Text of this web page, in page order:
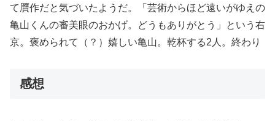
て贋作だと気づいたようだ。「芸術からほど遠いがゆえの
亀山くんの審美眼のおかげ。どうもありがとう」という右
京。褒められて（？）嬉しい亀山。乾杯する2人。終わり
感想